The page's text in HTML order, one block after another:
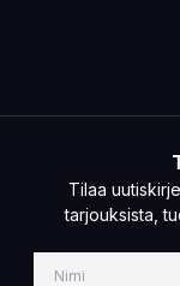
Tilaa
tarjouksista,